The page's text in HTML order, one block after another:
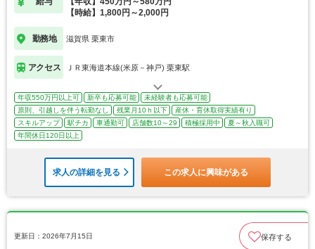
【時給】1,800円～2,000円
勤務地 滋賀県 栗東市
アクセス ＪＲ東海道本線(米原－神戸) 栗東駅
年収550万円以上可 新卒も応募可能
未経験者も応募可能
原則、引越しを伴う転勤なし
残業月10ｈ以下
産休・育休取得実績有り
スキルアップ
駅チカ 車通勤可 店舗数10～29 積極採用中
夏～秋入職可
年間休日120日以上
求人の詳細を見る この求人に興味がある
更新日：2026年7月15日 保存する